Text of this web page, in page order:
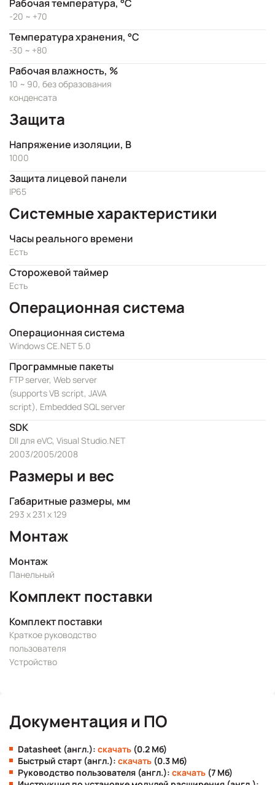
Рабочая температура, °C
-20 ~ +70
Температура хранения, °C
-30 ~ +80
Рабочая влажность, %
10 ~ 90, без образования
конденсата
Защита
Напряжение изоляции, В
1000
Защита лицевой панели
IP65
Системные характеристики
Часы реального времени
Есть
Сторожевой таймер
Есть
Операционная система
Операционная система
Windows CE.NET 5.0
Программные пакеты
FTP server, Web server
(supports VB script, JAVA
script), Embedded SQL server
SDK
Dll для eVC, Visual Studio.NET
2003/2005/2008
Размеры и вес
Габаритные размеры, мм
293 x 231 x 129
Монтаж
Монтаж
Панельный
Комплект поставки
Комплект поставки
Краткое руководство
пользователя
Устройство
Документация и ПО
Datasheet (англ.): скачать (0.2 Мб)
Быстрый старт (англ.): скачать (0.3 Мб)
Руководство пользователя (англ.): скачать (7 Мб)